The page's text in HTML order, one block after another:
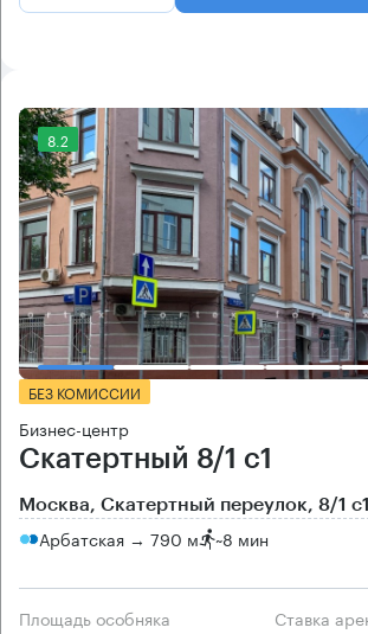
8.2
БЕЗ КОМИССИИ
Бизнес-центр
Скатертный 8/1 с1
Москва, Скатертный переулок, 8/1 с1
Арбатская → 790 м ~8 мин
Площадь особняка Ставка